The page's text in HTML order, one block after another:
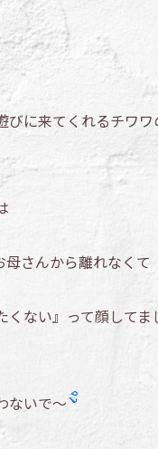
びに来てくれるチワ
母さんから離れなくて
くない』って顔してま
ないで～